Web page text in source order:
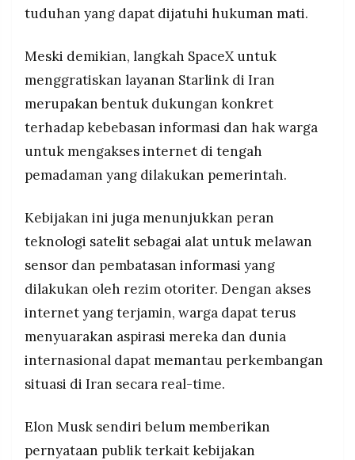
tuduhan yang dapat dijatuhi hukuman mati.
Meski demikian, langkah SpaceX untuk
menggratiskan layanan Starlink di Iran
merupakan bentuk dukungan konkret
terhadap kebebasan informasi dan hak warga
untuk mengakses internet di tengah
pemadaman yang dilakukan pemerintah.
Kebijakan ini juga menunjukkan peran
teknologi satelit sebagai alat untuk melawan
sensor dan pembatasan informasi yang
dilakukan oleh rezim otoriter. Dengan akses
internet yang terjamin, warga dapat terus
menyuarakan aspirasi mereka dan dunia
internasional dapat memantau perkembangan
situasi di Iran secara real-time.
Elon Musk sendiri belum memberikan
pernyataan publik terkait kebijakan